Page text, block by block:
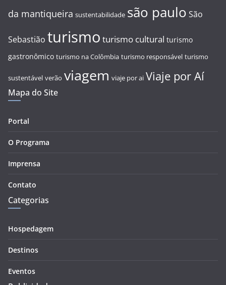
da mantiqueira sustentabilidade são paulo São
Sebastião turismo turismo cultural turismo
gastronômico turismo na Colômbia turismo responsável turismo
sustentável verão viagem viaje por ai Viaje por Aí
Mapa do Site
Portal
O Programa
Imprensa
Contato
Categorias
Hospedagem
Destinos
Eventos